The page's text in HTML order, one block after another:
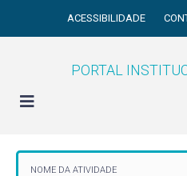
ACESSIBILIDADE
PORTAL
NOME DA ATIVIDADE